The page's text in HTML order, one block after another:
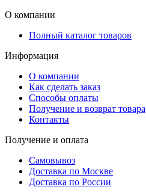
О компании
Полный каталог товаров
Информация
О компании
Как сделать заказ
Способы оплаты
Получение и возврат товара
Контакты
Получение и оплата
Самовывоз
Доставка по Москве
Доставка по России